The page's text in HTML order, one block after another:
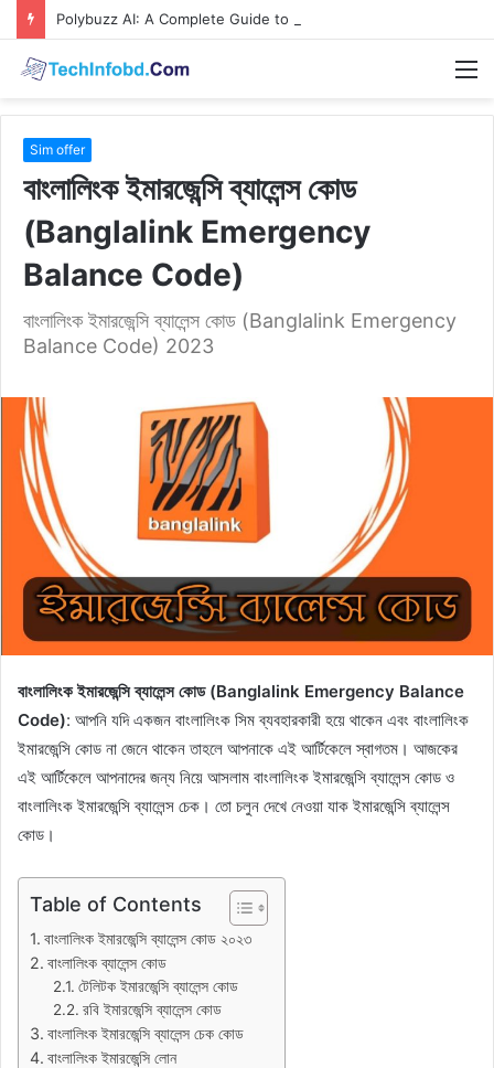
Sim offer
বাংলালিংক ইমারজেন্সি ব্যালেন্স কোড
(Banglalink Emergency
Balance Code)
বাংলালিংক ইমারজেন্সি ব্যালেন্স কোড (Banglalink Emergency
Balance Code) 2023
বাংলালিংক ইমারজেন্সি ব্যালেন্স কোড (Banglalink Emergency Balance
Code): আপনি যদি একজন বাংলালিংক সিম ব্যবহারকারী হয়ে থাকেন এবং বাংলালিংক
ইমারজেন্সি কোড না জেনে থাকেন তাহলে আপনাকে এই আর্টিকেলে স্বাগতম। আজকের
এই আর্টিকেলে আপনাদের জন্য নিয়ে আসলাম বাংলালিংক ইমারজেন্সি ব্যালেন্স কোড ও
বাংলালিংক ইমারজেন্সি ব্যালেন্স চেক। তো চলুন দেখে নেওয়া যাক ইমারজেন্সি ব্যালেন্স
কোড।
Table of Contents
বাংলালিংক ইমারজেন্সি ব্যালেন্স কোড ২০২৩
বাংলালিংক ব্যালেন্স কোড
টেলিটক ইমারজেন্সি ব্যালেন্স কোড
রবি ইমারজেন্সি ব্যালেন্স কোড
বাংলালিংক ইমারজেন্সি ব্যালেন্স চেক কোড
বাংলালিংক ইমারজেন্সি লোন